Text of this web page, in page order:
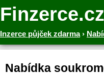
Finzerce.cz
Inzerce půjček zdarma›
Nabídka